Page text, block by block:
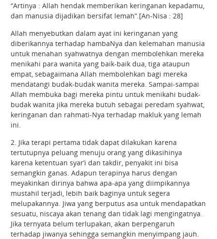
“Artinya : Allah hendak memberikan keringanan kepadamu,
dan manusia dijadikan bersifat lemah”.[An-Nisa : 28]
Allah menyebutkan dalam ayat ini keringanan yang
diberikannya terhadap hambaNya dan kelemahan manusia
untuk menahan syahwatnya dengan membolehkan mereka
menikahi para wanita yang baik-baik dua, tiga ataupun
empat, sebagaimana Allah membolehkan bagi mereka
mendatangi budak-budak wanita mereka. Sampai-sampai
Allah membuka bagi mereka pintu untuk menikahi budak-
budak wanita jika mereka butuh sebagai peredam syahwat,
keringanan dan rahmati-Nya terhadap makluk yang lemah
ini.
2. Jika terapi pertama tidak dapat dilakukan karena
tertutupnya peluang menuju orang yang dikasihinya
karena ketentuan syar’i dan takdir, penyakit ini bisa
semangkin ganas. Adapun terapinya harus dengan
meyakinkan dirinya bahwa apa-apa yang diimpikannya
mustahil terjadi, lebih baik baginya untuk segera
melupakannya. Jiwa yang berputus asa untuk mendapatkan
sesuatu, niscaya akan tenang dan tidak lagi mengingatnya.
Jika ternyata belum terlupakan, akan berpengaruh
terhadap jiwanya sehingga semangkin menyimpang jauh.